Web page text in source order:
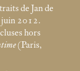
de Jan de
juin 2012.
hors
(Paris,